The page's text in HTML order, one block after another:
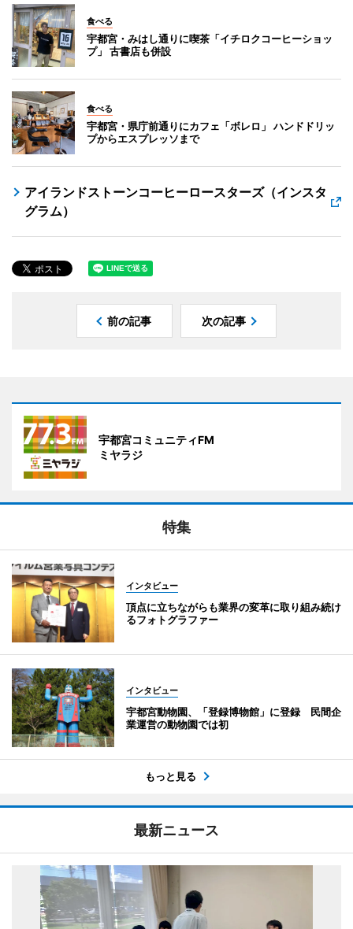
食べる
宇都宮・みはし通りに喫茶「イチロクコーヒーショッ
プ」 古書店も併設
食べる
宇都宮・県庁前通りにカフェ「ボレロ」 ハンドドリッ
プからエスプレッソまで
アイランドストーンコーヒーロースターズ（インスタ
グラム）
前の記事 次の記事
宇都宮コミュニティFM
ミヤラジ
特集
インタビュー
頂点に立ちながらも業界の変革に取り組み続け
るフォトグラファー
インタビュー
宇都宮動物園、「登録博物館」に登録 民間企
業運営の動物園では初
もっと見る
最新ニュース